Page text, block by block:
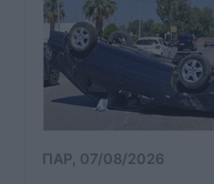
ΠΑΡ, 07/08/2026